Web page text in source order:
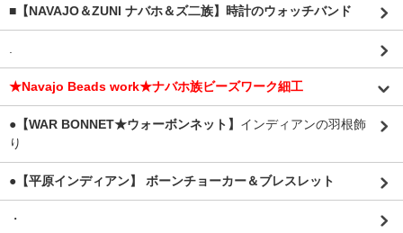
■【NAVAJO＆ZUNI ナバホ＆ズ二族】時計のウォッチバンド
.
★Navajo Beads work★ナバホ族ビーズワーク細工
●【WAR BONNET★ウォーボンネット】 インディアンの羽根飾
り
●【平原インディアン】 ボーンチョーカー＆ブレスレット
・